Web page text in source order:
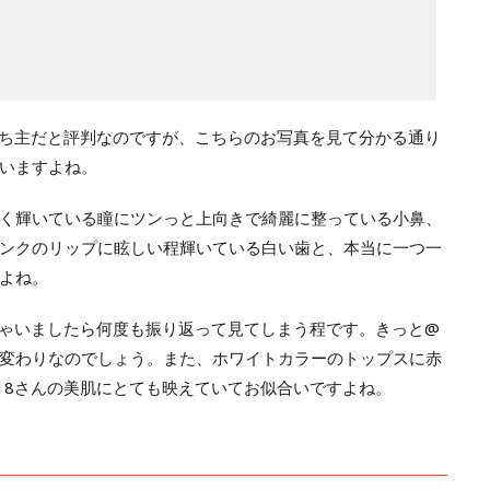
主だと評判なのですが、こちらのお写真を見て分かる通り
ますよね。
輝いている瞳にツンっと上向きで綺麗に整っている小鼻、
クのリップに眩しい程輝いている白い歯と、本当に一つ一
ね。
いましたら何度も振り返って見てしまう程です。きっと@
わりなのでしょう。また、ホワイトカラーのトップスに赤
んの美肌にとても映えていてお似合いですよね。